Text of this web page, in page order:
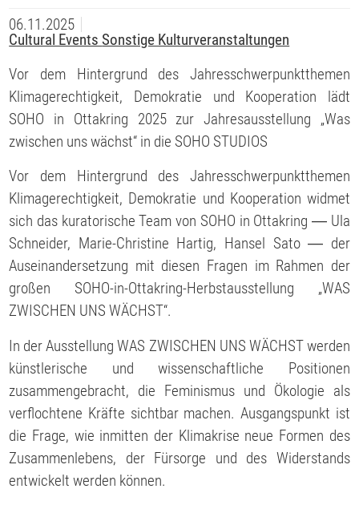
06.11.2025
Cultural EventsSonstige Kulturveranstaltungen
Vor dem Hintergrund des Jahresschwerpunktthemen
Klimagerechtigkeit, Demokratie und Kooperation lädt
SOHO in Ottakring 2025 zur Jahresausstellung „Was
zwischen uns wächst“ in die SOHO STUDIOS
Vor dem Hintergrund des Jahresschwerpunktthemen
Klimagerechtigkeit, Demokratie und Kooperation widmet
sich das kuratorische Team von SOHO in Ottakring ― Ula
Schneider, Marie-Christine Hartig, Hansel Sato ― der
Auseinandersetzung mit diesen Fragen im Rahmen der
großen SOHO-in-Ottakring-Herbstausstellung „WAS
ZWISCHEN UNS WÄCHST“.
In der Ausstellung WAS ZWISCHEN UNS WÄCHST werden
künstlerische und wissenschaftliche Positionen
zusammengebracht, die Feminismus und Ökologie als
verflochtene Kräfte sichtbar machen. Ausgangspunkt ist
die Frage, wie inmitten der Klimakrise neue Formen des
Zusammenlebens, der Fürsorge und des Widerstands
entwickelt werden können.